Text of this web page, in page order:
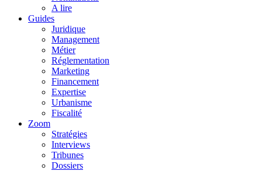
A lire
Guides
Juridique
Management
Métier
Réglementation
Marketing
Financement
Expertise
Urbanisme
Fiscalité
Zoom
Stratégies
Interviews
Tribunes
Dossiers